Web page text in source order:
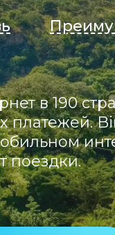
в 190
платежей.
поездки.